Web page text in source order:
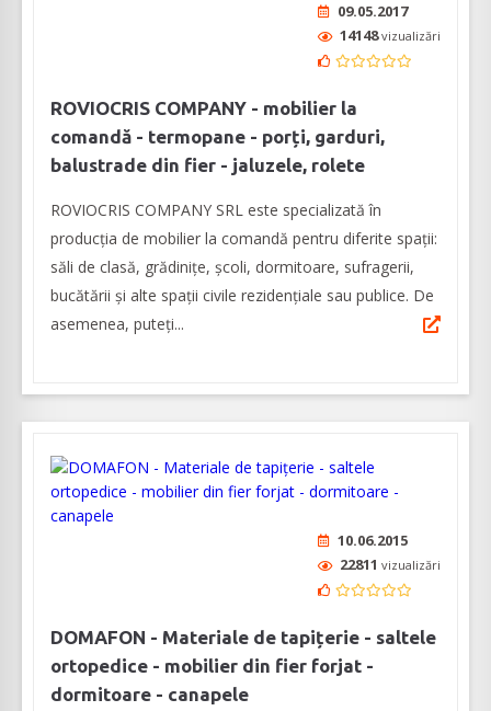
09.05.2017
14148vizualizări
ROVIOCRIS COMPANY - mobilier la
comandă - termopane - porți, garduri,
balustrade din fier - jaluzele, rolete
ROVIOCRIS COMPANY SRL este specializată în
producția de mobilier la comandă pentru diferite spații:
săli de clasă, grădinițe, școli, dormitoare, sufragerii,
bucătării și alte spații civile rezidențiale sau publice. De
asemenea, puteți...
10.06.2015
22811 vizualizări
DOMAFON - Materiale de tapițerie - saltele
ortopedice - mobilier din fier forjat -
dormitoare - canapele